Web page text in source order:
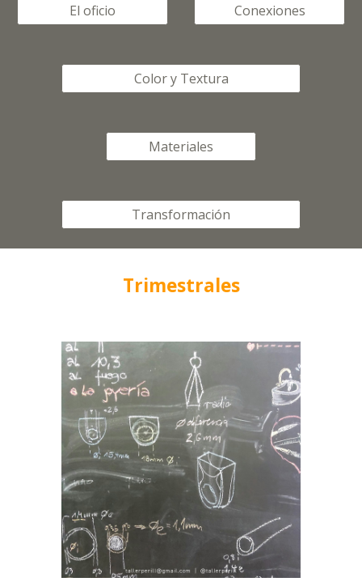
El oficio Conexiones
Color y Textura
Materiales
Transformación
Trimestrales